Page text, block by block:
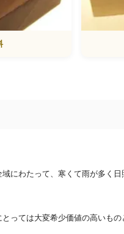
にわたって、寒くて雨が多く
っては大変希少価値の高いも